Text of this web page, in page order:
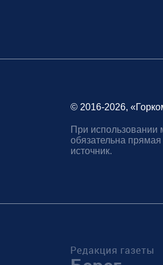
© 2016-2026,
При использовании
обязательна
источник.